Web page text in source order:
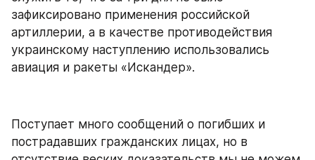
зафиксировано применения российской
артиллерии, а в качестве противодействия
украинскому наступлению использовались
авиация и ракеты «Искандер».
Поступает много сообщений о погибших и
пострадавших гражданских лицах, но в